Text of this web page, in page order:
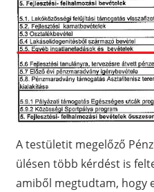
A testületit megelőző
ülésen több kérdést is
amiből megtudtam, hogy